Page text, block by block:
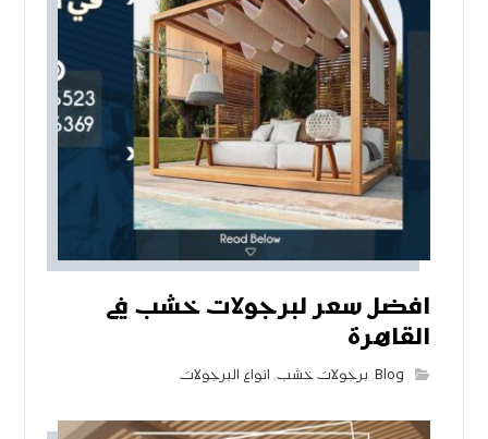
افضل سعر لبرجولات خشب في
القاهرة‏
Blog
, برجولات خشب, انواع البرجولات